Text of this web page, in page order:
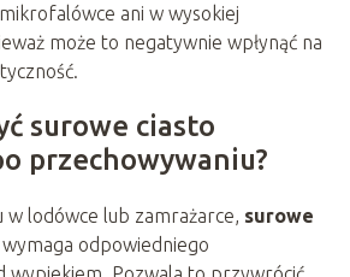
ani w wysokiej
może to negatywnie wpłynąć na
surowe ciasto
przechowywaniu?
w lodówce lub zamrażarce, surowe
wymaga odpowiedniego